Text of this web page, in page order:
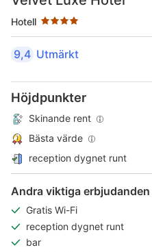
Hotell
9,4 Utmärkt
Höjdpunkter
Skinande rent
Bästa värde
reception dygnet runt
Andra viktiga erbjudanden
Gratis Wi-Fi
reception dygnet runt
bar